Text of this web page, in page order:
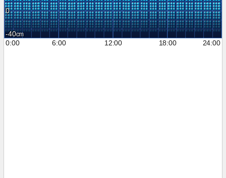
0
-40
0:00
6:00 12:00 18:00 24:00